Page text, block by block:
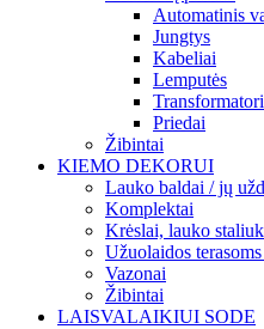
Automatinis
Jungtys
Kabeliai
Lemputės
Priedai
Žibintai
KIEMO DEKORUI
Lauko baldai / jų
Komplektai
Krėslai, lauko
Užuolaidos
Vazonai
Žibintai
LAISVALAIKIUI SODE